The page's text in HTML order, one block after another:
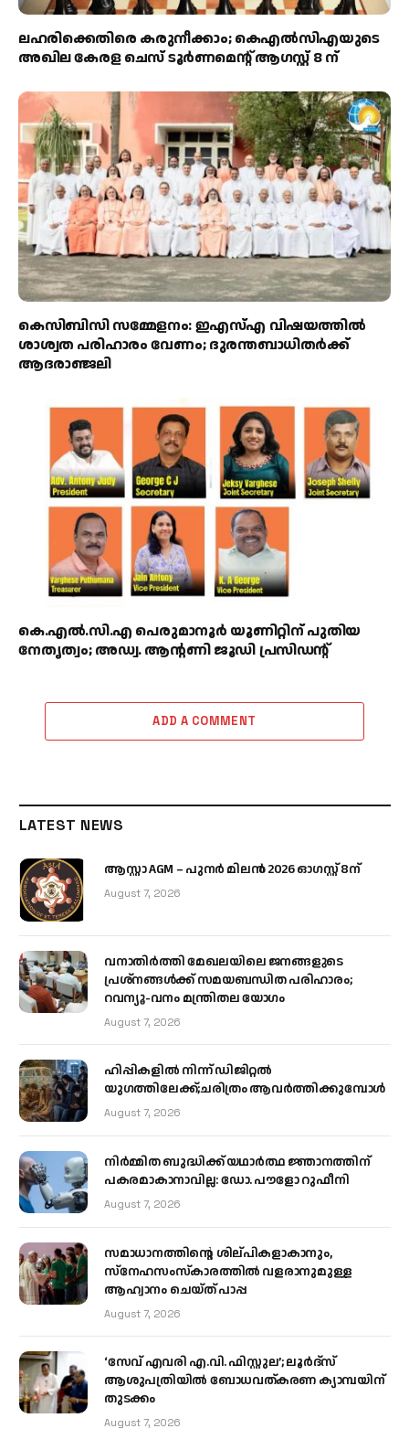
ലഹരിക്കെതിരെ കരുനീക്കാം; കെഎൽസിഎയുടെ
അഖില കേരള ചെസ് ടൂർണമെന്റ് ആഗസ്റ്റ് 8 ന്
കെസിബിസി സമ്മേളനം: ഇഎസ്എ വിഷയത്തിൽ
ശാശ്വത പരിഹാരം വേണം; ദുരന്തബാധിതർക്ക്
ആദരാഞ്ജലി
കെ.എൽ.സി.എ പെരുമാനൂർ യൂണിറ്റിന് പുതിയ
നേതൃത്വം; അഡ്വ. ആന്റണി ജൂഡി പ്രസിഡന്റ്
ADD A COMMENT
LATEST NEWS
ആസ്റ്റാ AGM – പുനർ മിലൻ 2026 ഓഗസ്റ്റ് 8ന്
August 7, 2026
വനാതിർത്തി മേഖലയിലെ ജനങ്ങളുടെ
പ്രശ്നങ്ങൾക്ക് സമയബന്ധിത പരിഹാരം;
റവന്യൂ-വനം മന്ത്രിതല യോഗം
August 7, 2026
ഹിപ്പികളില്‍ നിന്ന് ഡിജിറ്റല്‍
യുഗത്തിലേക്ക്;ചരിത്രം ആവര്‍ത്തിക്കുമ്പോള്‍
August 7, 2026
നിർമ്മിത ബുദ്ധിക്ക് യഥാർത്ഥ ജ്ഞാനത്തിന്
പകരമാകാനാവില്ല: ഡോ. പൗളോ റുഫീനി
August 7, 2026
സമാധാനത്തിന്റെ ശില്പികളാകാനും,
സ്നേഹസംസ്കാരത്തിൽ വളരാനുമുള്ള
ആഹ്വാനം ചെയ്ത് പാപ്പ
August 7, 2026
‘സേവ് എവരി എ.വി. ഫിസ്റ്റുല’; ലൂർദ്‌സ്
ആശുപത്രിയിൽ ബോധവത്കരണ ക്യാമ്പയിന്
തുടക്കം
August 7, 2026